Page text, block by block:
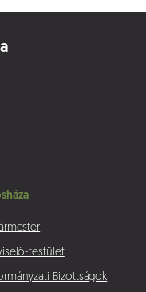
testület
Bizottságok